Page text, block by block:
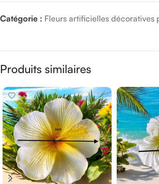
Catégorie : Fleurs artificielles décoratives
Produits similaires